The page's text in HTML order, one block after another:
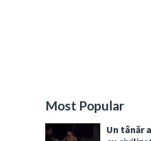
Most Popular
Un tânăr